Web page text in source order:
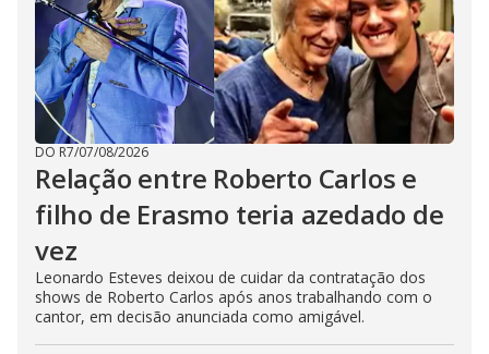
DO R7/07/08/2026
Relação entre Roberto Carlos e
filho de Erasmo teria azedado de
vez
Leonardo Esteves deixou de cuidar da contratação dos
shows de Roberto Carlos após anos trabalhando com o
cantor, em decisão anunciada como amigável.